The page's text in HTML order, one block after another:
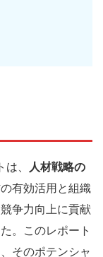
、 人材戦略の
有効活用と組織
争力向上に貢献
。このレポート
そのポテンシャ